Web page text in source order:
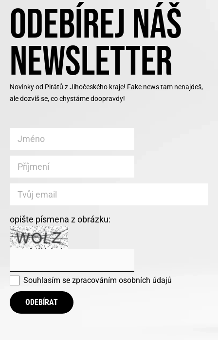
ODEBÍREJ NÁŠ
NEWSLETTER
Novinky od Pirátů z Jihočeského kraje! Fake news tam nenajdeš,
ale dozvíš se, co chystáme doopravdy!
opište písmena z obrázku:
Souhlasím se zpracováním osobních údajů
ODEBÍRAT